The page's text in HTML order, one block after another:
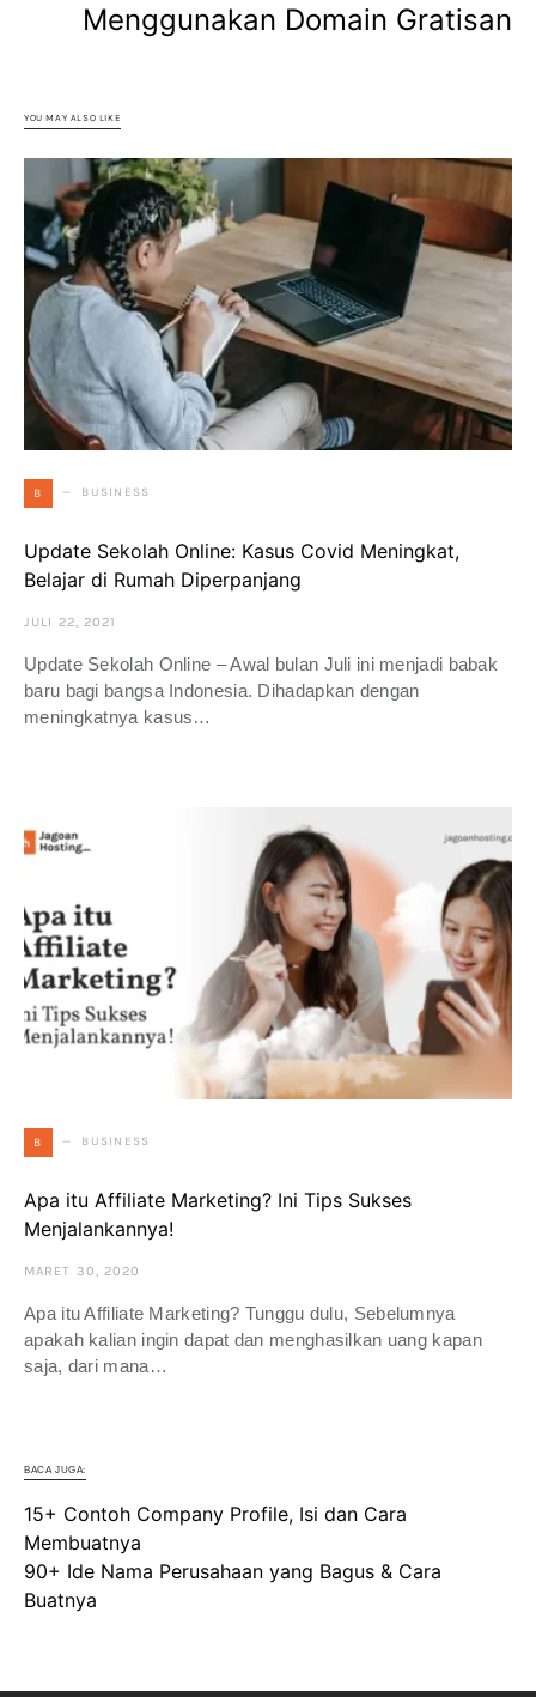
Menggunakan Domain Gratisan
YOU MAY ALSO LIKE
B BUSINESS
Update Sekolah Online: Kasus Covid Meningkat,
Belajar di Rumah Diperpanjang
JULI 22, 2021
Update Sekolah Online – Awal bulan Juli ini menjadi babak
baru bagi bangsa Indonesia. Dihadapkan dengan
meningkatnya kasus…
B BUSINESS
Apa itu Affiliate Marketing? Ini Tips Sukses
Menjalankannya!
MARET 30, 2020
Apa itu Affiliate Marketing? Tunggu dulu, Sebelumnya
apakah kalian ingin dapat dan menghasilkan uang kapan
saja, dari mana…
BACA JUGA:
15+ Contoh Company Profile, Isi dan Cara
Membuatnya
90+ Ide Nama Perusahaan yang Bagus & Cara
Buatnya